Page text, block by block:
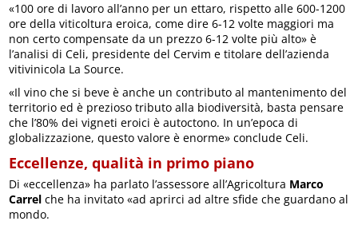
«100 ore di lavoro all’anno per un ettaro, rispetto alle 600-1200
ore della viticoltura eroica, come dire 6-12 volte maggiori ma
non certo compensate da un prezzo 6-12 volte più alto» è
l’analisi di Celi, presidente del Cervim e titolare dell’azienda
vitivinicola La Source.
«Il vino che si beve è anche un contributo al mantenimento del
territorio ed è prezioso tributo alla biodiversità, basta pensare
che l’80% dei vigneti eroici è autoctono. In un’epoca di
globalizzazione, questo valore è enorme» conclude Celi.
Eccellenze, qualità in primo piano
Di «eccellenza» ha parlato l’assessore all’Agricoltura Marco
Carrel che ha invitato «ad aprirci ad altre sfide che guardano al
mondo.